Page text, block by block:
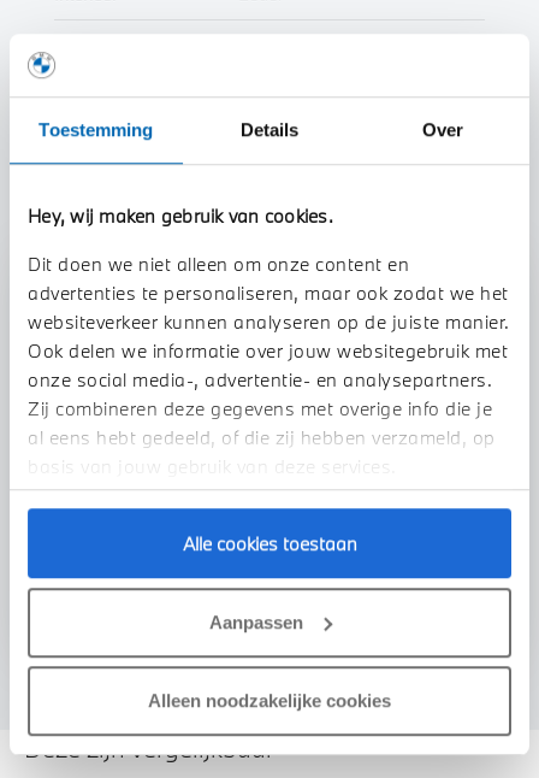
Toestemming Details Over
Hey, wij maken gebruik van cookies.
Dit doen we niet alleen om onze content en
advertenties te personaliseren, maar ook zodat we het
websiteverkeer kunnen analyseren op de juiste manier.
Ook delen we informatie over jouw websitegebruik met
onze social media-, advertentie- en analysepartners.
Zij combineren deze gegevens met overige info die je
al eens hebt gedeeld, of die zij hebben verzameld, op
basis van jouw gebruik van deze services.
Alle cookies toestaan
Aanpassen
Alleen noodzakelijke cookies
Stap 1 van 3
Uw auto inruilen?
Voorstel aanvragen
Toon alle eigenschappen
Deze zijn vergelijkbaar